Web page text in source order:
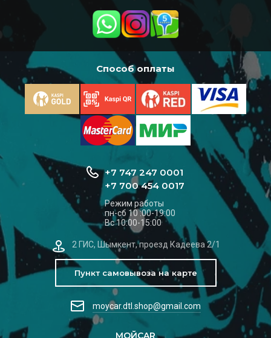
Способ оплаты
МОЙCAR
+7 747 247 0001
+7 700 454 0017
Режим работы
пн-сб 10 :00-19:00
Вс 10:00-15:00
2 ГИС, Шымкент, проезд Кадеева 2/1
Пункт самовывоза на карте
moycar.dtl.shop@gmail.com